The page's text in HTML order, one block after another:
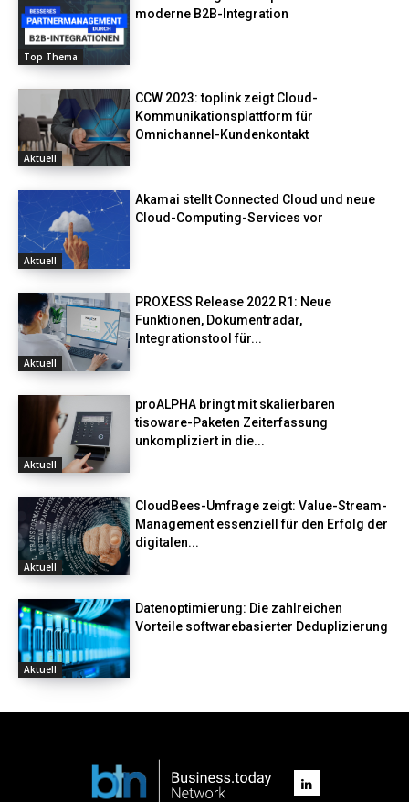
Top Thema
moderne B2B-Integration
Aktuell
CCW 2023: toplink zeigt Cloud-
Kommunikationsplattform für
Omnichannel-Kundenkontakt
Aktuell
Akamai stellt Connected Cloud und neue
Cloud-Computing-Services vor
Aktuell
PROXESS Release 2022 R1: Neue
Funktionen, Dokumentradar,
Integrationstool für...
Aktuell
proALPHA bringt mit skalierbaren
tisoware-Paketen Zeiterfassung
unkompliziert in die...
Aktuell
CloudBees-Umfrage zeigt: Value-Stream-
Management essenziell für den Erfolg der
digitalen...
Aktuell
Datenoptimierung: Die zahlreichen
Vorteile softwarebasierter Deduplizierung